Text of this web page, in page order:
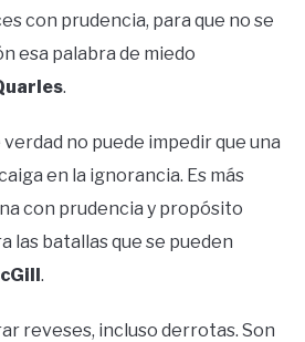
con prudencia, para que no se
esa palabra de miedo
.
verdad no puede impedir que una
en la ignorancia. Es más
con prudencia y propósito
las batallas que se pueden
.
reveses, incluso derrotas. Son